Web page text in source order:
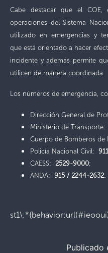
Cabe destacar que el
operaciones del Sistema
utilizado en emergencias y
que está orientado a hacer
incidente y además permite
utilicen de manera coordinada.
Los números de emergencia,
Dirección General de
Ministerio de Transporte:
Cuerpo de Bomberos de
Policía Nacional Civil:
CAESS: 2529-9000;
ANDA: 915 / 2244-2632.
Publicado